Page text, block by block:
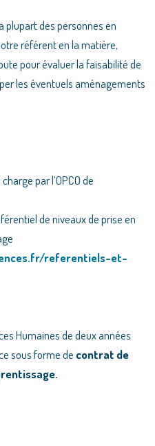
plupart des personnes en
référent en la matière,
pour évaluer la faisabilité de
les éventuels aménagements
par l’OPCO de
de niveaux de prise en
referentiels-et-
Humaines de deux années
sous forme de contrat de